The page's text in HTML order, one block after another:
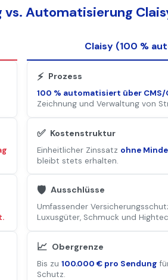
vs. Automatisierung
Claisy (100 %
⚡ Prozess
100 % automatisiert über CMS/
Zeichnung und Verwaltung von
✅ Kostenstruktur
Einheitlicher Zinssatz ohne
bleibt stets erhalten.
🛡️ Ausschlüsse
Umfassender
Luxusgüter, Schmuck und
📈 Obergrenze
Bis zu 100.000 € pro Sendung
Schutz.